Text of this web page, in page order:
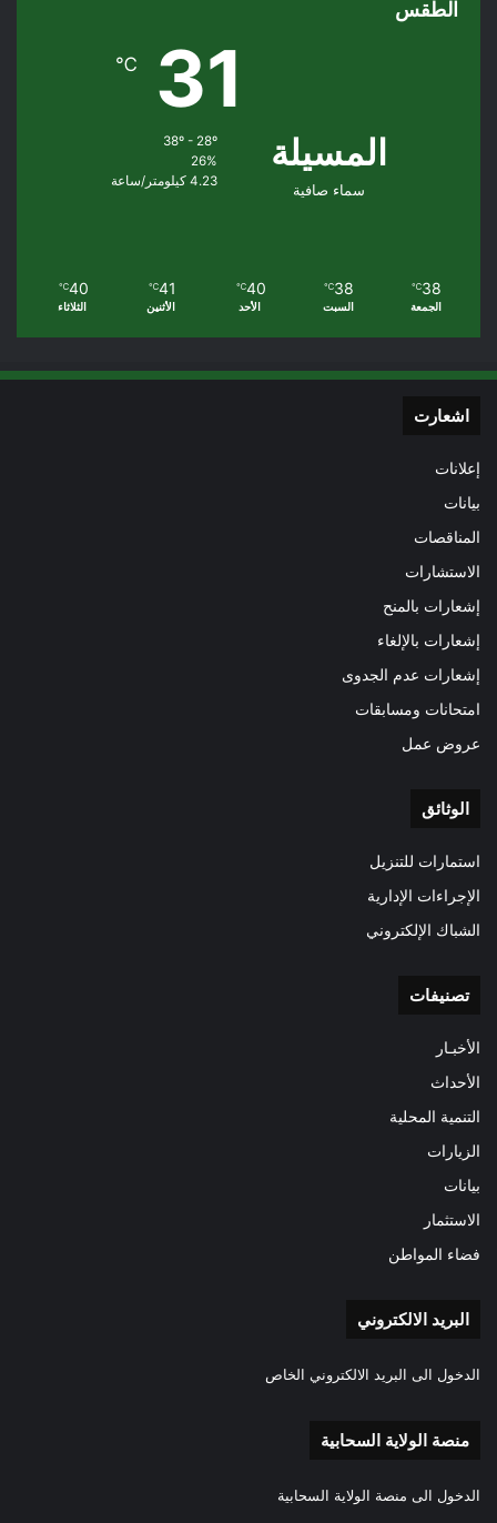
الطقس
المسيلة
سماء صافية
31
℃
38º - 28º
26%
4.23 كيلومتر/ساعة
38
℃
الجمعة
38
℃
السبت
40
℃
الأحد
41
℃
الأثنين
40
℃
الثلاثاء
اشعارت
إعلانات
بيانات
المناقصات
الاستشارات
إشعارات بالمنح
إشعارات بالإلغاء
إشعارات عدم الجدوى
امتحانات ومسابقات
عروض عمل
الوثائق
استمارات للتنزيل
الإجراءات الإدارية
الشباك الإلكتروني
تصنيفات
الأخبـار
الأحداث
التنمية المحلية
الزيارات
بيانات
الاستثمار
فضاء المواطن
البريد الالكتروني
الدخول الى البريد الالكتروني الخاص
منصة الولاية السحابية
الدخول الى منصة الولاية السحابية